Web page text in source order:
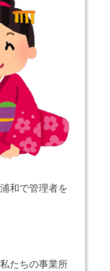
和で管理者を
たちの事業所